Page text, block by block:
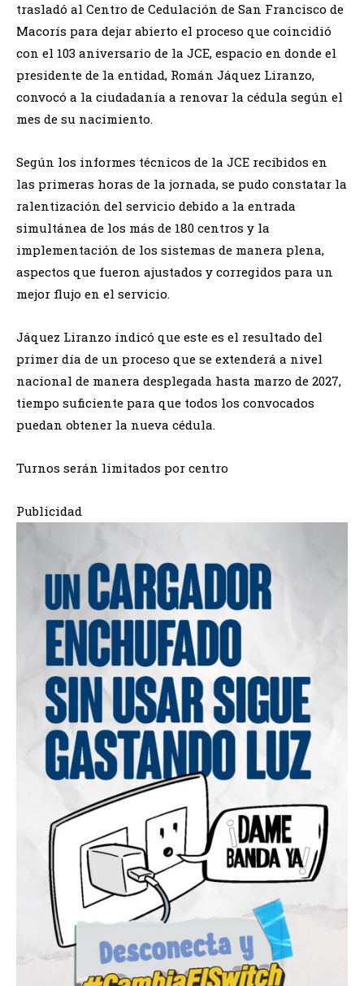
trasladó al Centro de Cedulación de San Francisco de
Macorís para dejar abierto el proceso que coincidió
con el 103 aniversario de la JCE, espacio en donde el
presidente de la entidad, Román Jáquez Liranzo,
convocó a la ciudadanía a renovar la cédula según el
mes de su nacimiento.
Según los informes técnicos de la JCE recibidos en
las primeras horas de la jornada, se pudo constatar la
ralentización del servicio debido a la entrada
simultánea de los más de 180 centros y la
implementación de los sistemas de manera plena,
aspectos que fueron ajustados y corregidos para un
mejor flujo en el servicio.
Jáquez Liranzo indicó que este es el resultado del
primer día de un proceso que se extenderá a nivel
nacional de manera desplegada hasta marzo de 2027,
tiempo suficiente para que todos los convocados
puedan obtener la nueva cédula.
Turnos serán limitados por centro
Publicidad